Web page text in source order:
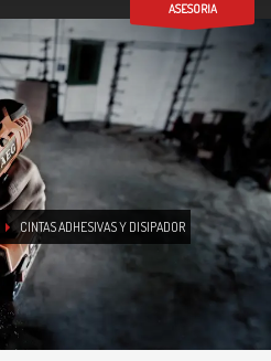
ASESORIA
CINTAS ADHESIVAS Y DISIPADOR